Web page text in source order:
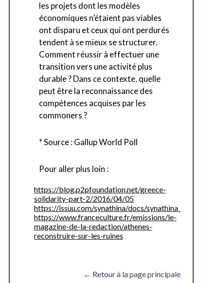
les projets dont les modèles
économiques n’étaient pas viables
ont disparu et ceux qui ont perdurés
tendent à se mieux se structurer.
Comment réussir à effectuer une
transition vers une activité plus
durable ? Dans ce contexte, quelle
peut être la reconnaissance des
compétences acquises par les
commoners ?
* Source : Gallup World Poll
Pour aller plus loin :
https://blog.p2pfoundation.net/greece-
solidarity-part-2/2016/04/05
https://issuu.com/synathina/docs/
https://www.franceculture.fr/emissions/le-
magazine-de-la-redaction/athenes-
reconstruire-sur-les-ruines
← Retour à la page principale